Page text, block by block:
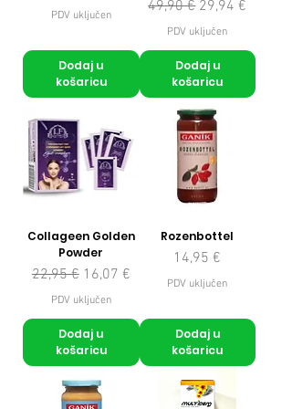
PDV uključen
Dodaj u
košaricu
Redovna cijena
49,90 € Cijena s
29,94 €
PDV uključen
Dodaj u
košaricu
Collageen Golden
Powder
Redovna cijena
22,95 € Cijena s popustom
16,07 €
PDV uključen
Dodaj u
košaricu
Rozenbottel
Cijena
14,95 €
PDV uključen
Dodaj u
košaricu